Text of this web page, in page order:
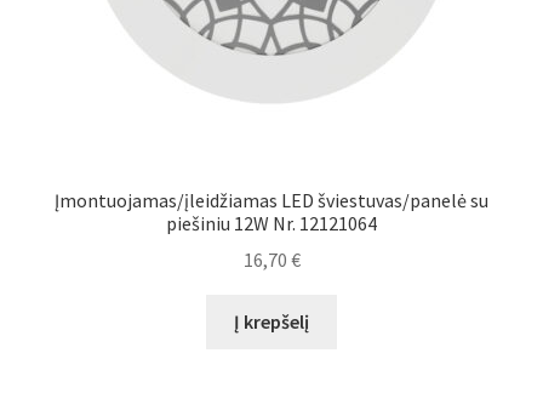
Įmontuojamas/įleidžiamas LED šviestuvas/panelė su
piešiniu 12W Nr. 12121064
16,70 €
Į krepšelį